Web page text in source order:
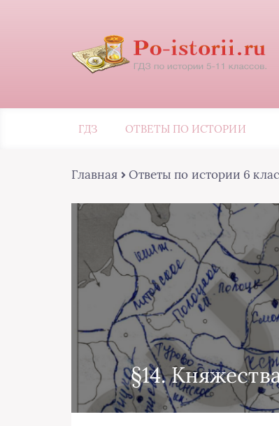
ГДЗ ОТВЕТЫ ПО ИСТОРИИ
Главная Ответы по истории 6
§14.